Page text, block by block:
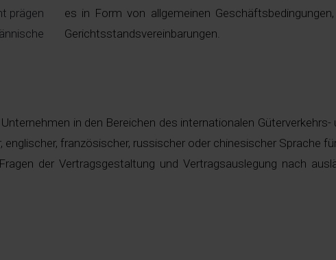
prägen
es in Form von allgemeinen
Gerichtsstandsvereinbarungen.
in den Bereichen des internationalen
französischer, russischer oder chinesischer Sprache
der Vertragsgestaltung und Vertragsauslegung nach